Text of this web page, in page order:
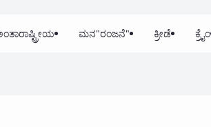
ಮನ"ರಂಜನೆ" ಕ್ರೀಡೆ ಕ್ರೈಂ